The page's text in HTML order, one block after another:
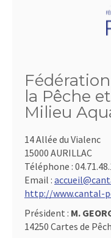
la Pêche
Milieu
14 Allée du Vialenc
15000 AURILLAC
Téléphone :
Email :
http://www.cantal-
Président : M.
14250 Cartes de